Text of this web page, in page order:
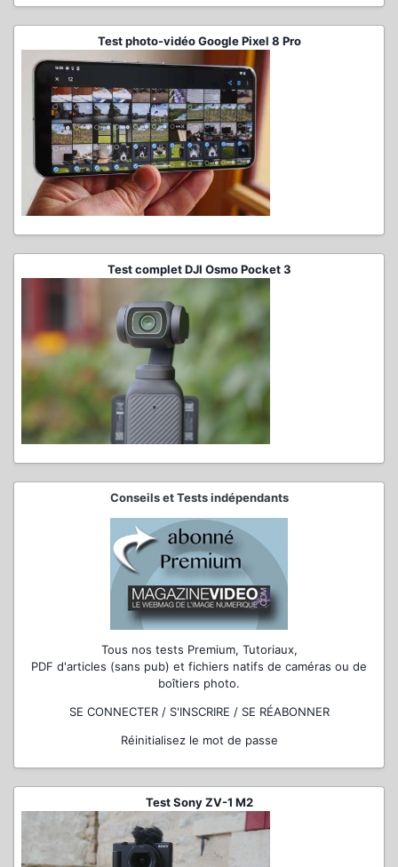
Test photo-vidéo Google Pixel 8 Pro
Test complet DJI Osmo Pocket 3
Conseils et Tests indépendants
Tous nos tests Premium, Tutoriaux,
PDF d'articles (sans pub) et fichiers natifs de caméras ou de
boîtiers photo.
SE CONNECTER / S'INSCRIRE / SE RÉABONNER
Réinitialisez le mot de passe
Test Sony ZV-1 M2